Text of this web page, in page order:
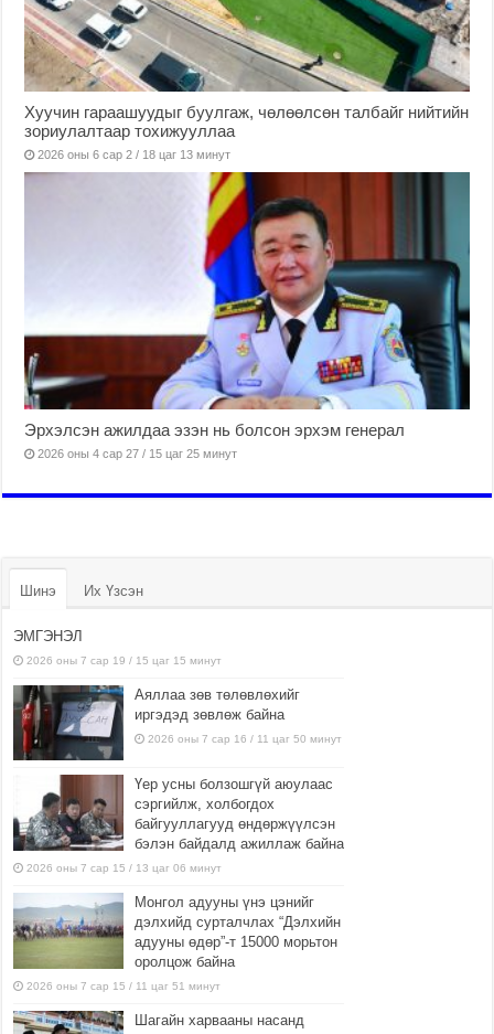
Хуучин гараашуудыг буулгаж, чөлөөлсөн талбайг нийтийн
зориулалтаар тохижууллаа
2026 оны 6 сар 2 / 18 цаг 13 минут
Эрхэлсэн ажилдаа эзэн нь болсон эрхэм генерал
2026 оны 4 сар 27 / 15 цаг 25 минут
Шинэ Их Үзсэн
ЭМГЭНЭЛ
2026 оны 7 сар 19 / 15 цаг 15 минут
Аяллаа зөв төлөвлөхийг
иргэдэд зөвлөж байна
2026 оны 7 сар 16 / 11 цаг 50 минут
Үер усны болзошгүй аюулаас
сэргийлж, холбогдох
байгууллагууд өндөржүүлсэн
бэлэн байдалд ажиллаж байна
2026 оны 7 сар 15 / 13 цаг 06 минут
Монгол адууны үнэ цэнийг
дэлхийд сурталчлах “Дэлхийн
адууны өдөр”-т 15000 морьтон
оролцож байна
2026 оны 7 сар 15 / 11 цаг 51 минут
Шагайн харвааны насанд